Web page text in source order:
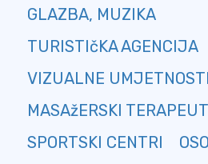
GLAZBA, MUZIKA
TURISTIčKA AGENCIJA
VIZUALNE UMJETNOSTI
MASAžERSKI TERAPEUT
SPORTSKI CENTRI